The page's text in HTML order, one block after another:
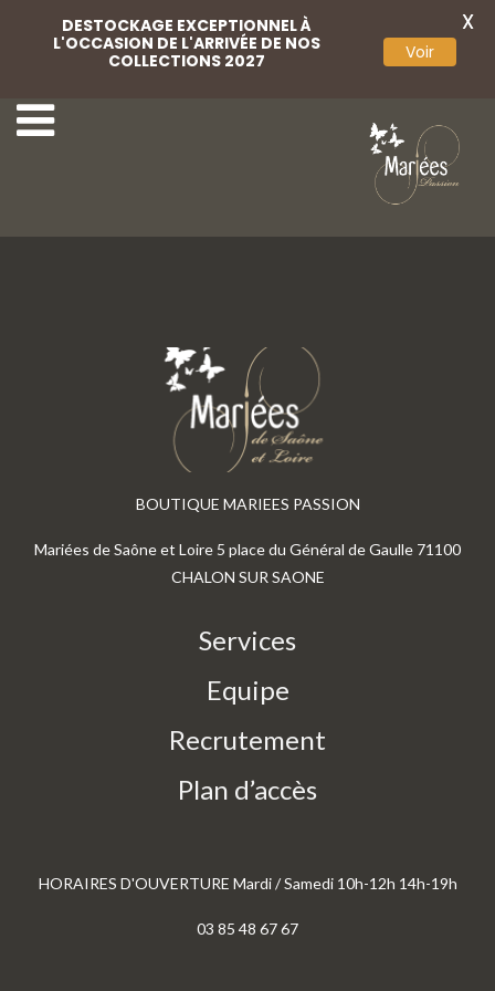
BOUTIQUE MARIEES PASSION
Mariées de Saône et Loire 5 place du Général de Gaulle 71100
CHALON SUR SAONE
Services
Equipe
Recrutement
Plan d’accès
HORAIRES D'OUVERTURE Mardi / Samedi 10h-12h 14h-19h
03 85 48 67 67
DESTOCKAGE EXCEPTIONNEL À
L'OCCASION DE L'ARRIVÉE DE NOS
COLLECTIONS 2027
Voir
X